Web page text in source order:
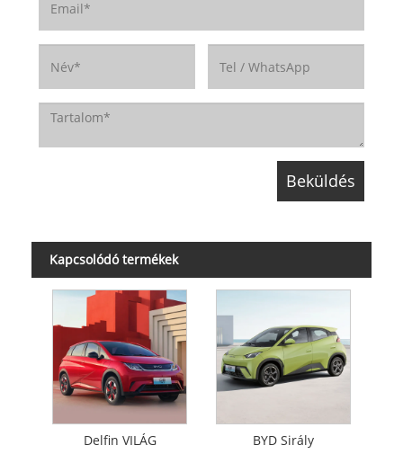
Kapcsolódó termékek
Delfin VILÁG BYD Sirály